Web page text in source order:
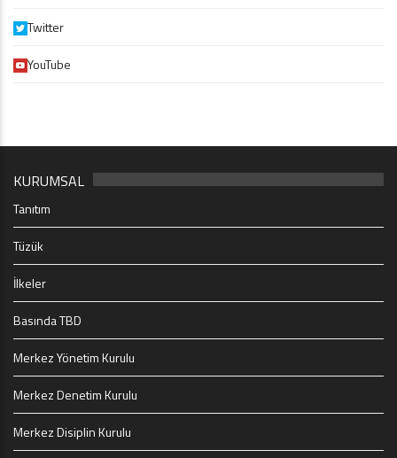
Twitter
YouTube
KURUMSAL
Tanıtım
Tüzük
İlkeler
Basında TBD
Merkez Yönetim Kurulu
Merkez Denetim Kurulu
Merkez Disiplin Kurulu